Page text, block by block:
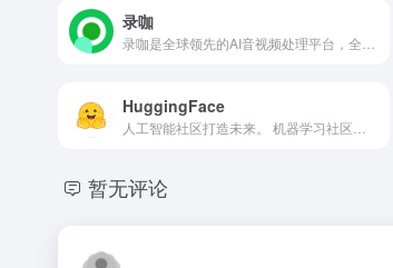
录咖
HuggingFace
暂无评论